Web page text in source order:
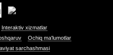
Interaktiv xizmatlar
Ochiq ma'lumotlar
sarchashmasi